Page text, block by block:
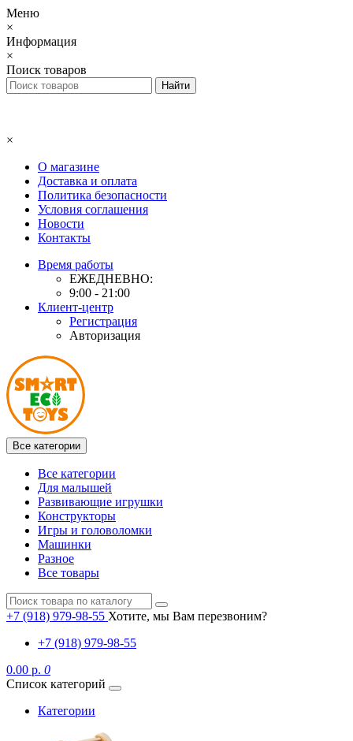
Меню
×
Информация
×
Поиск товаров
×
О магазине
Доставка и оплата
Политика безопасности
Условия соглашения
Новости
Контакты
Время работы
ЕЖЕДНЕВНО:
9:00 - 21:00
Клиент-центр
Регистрация
Авторизация
Все категории
Все категории
Для малышей
Развивающие игрушки
Конструкторы
Игры и головоломки
Машинки
Разное
Все товары
+7 (918) 979-98-55 Хотите, мы Вам перезвоним?
+7 (918) 979-98-55
0.00 р. 0
Список категорий
Категории